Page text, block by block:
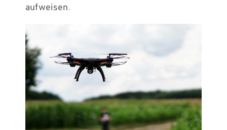
aufweisen.